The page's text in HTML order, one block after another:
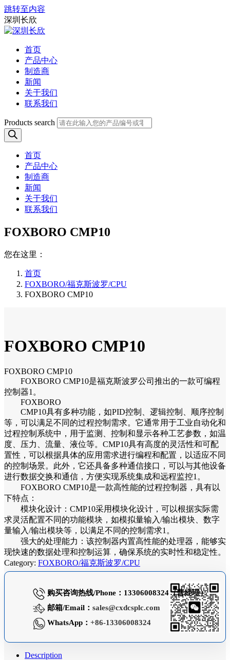
跳转至内容
深圳长欣
首页
产品中心
制造商
新闻
关于我们
联系我们
Products search
首页
产品中心
制造商
新闻
关于我们
联系我们
FOXBORO CMP10
您在这里：
首页
FOXBORO/福克斯波罗/CPU
FOXBORO CMP10
FOXBORO CMP10
FOXBORO CMP10
FOXBORO CMP10是福克斯波罗公司推出的一款可编程
控制器1。
FOXBORO
CMP10具有多种功能，如PID控制、逻辑控制、顺序控制
等，可以满足不同的过程控制需求。它通常用于工业自动化和
过程控制系统中，用于监测、控制和显示各种工艺参数，如温
度、压力、流量、液位等。CMP10具有高度的灵活性和可配
置性，可以根据具体的应用需求进行编程和配置，以适应不同
的控制场景。此外，它还具备多种通信接口，可以与其他设备
进行数据交换和通信，方便实现系统集成和远程监控1。
FOXBORO CMP10是一款高性能的过程控制器，具有以
下特点：
模块化设计：CMP10采用模块化设计，可以根据实际需
求灵活配置不同的功能模块，如模拟量输入/输出模块、数字
量输入/输出模块等，以满足不同的控制需求1。
强大的处理能力：该控制器内置高性能的处理器，能够实
现快速的数据处理和控制运算，确保系统的实时性和稳定性。
Category: FOXBORO/福克斯波罗/CPU
购买咨询热线/Phone：13306008324（曹经理）
邮箱/Email： sales@cxdcsplc.com
WhatsApp： +86-13306008324
Description